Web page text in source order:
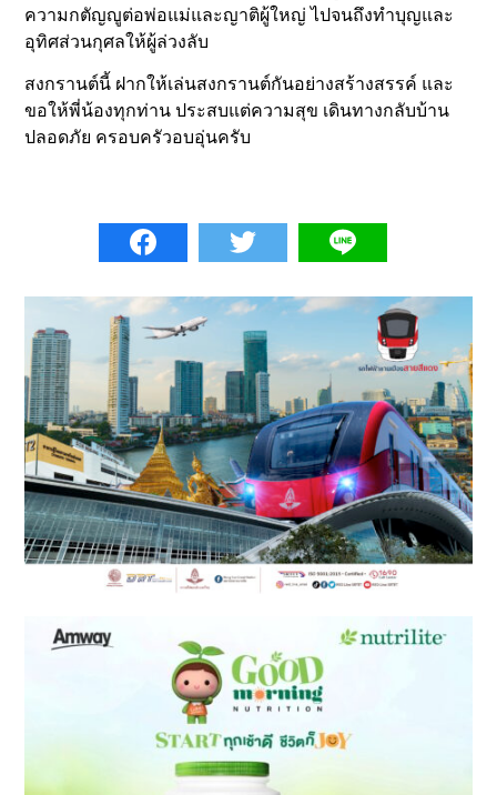
ความกตัญญูต่อพ่อแม่และญาติผู้ใหญ่ ไปจนถึงทำบุญและ
อุทิศส่วนกุศลให้ผู้ล่วงลับ
สงกรานต์นี้ ฝากให้เล่นสงกรานต์กันอย่างสร้างสรรค์ และ
ขอให้พี่น้องทุกท่าน ประสบแต่ความสุข เดินทางกลับบ้าน
ปลอดภัย ครอบครัวอบอุ่นครับ